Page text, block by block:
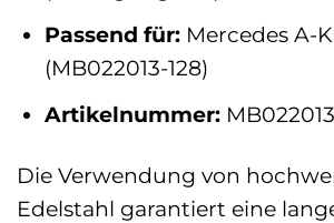
Passend für:Mercedes A-
(MB022013-128)
Artikelnummer:
Die Verwendung von
Edelstahl garantiert eine